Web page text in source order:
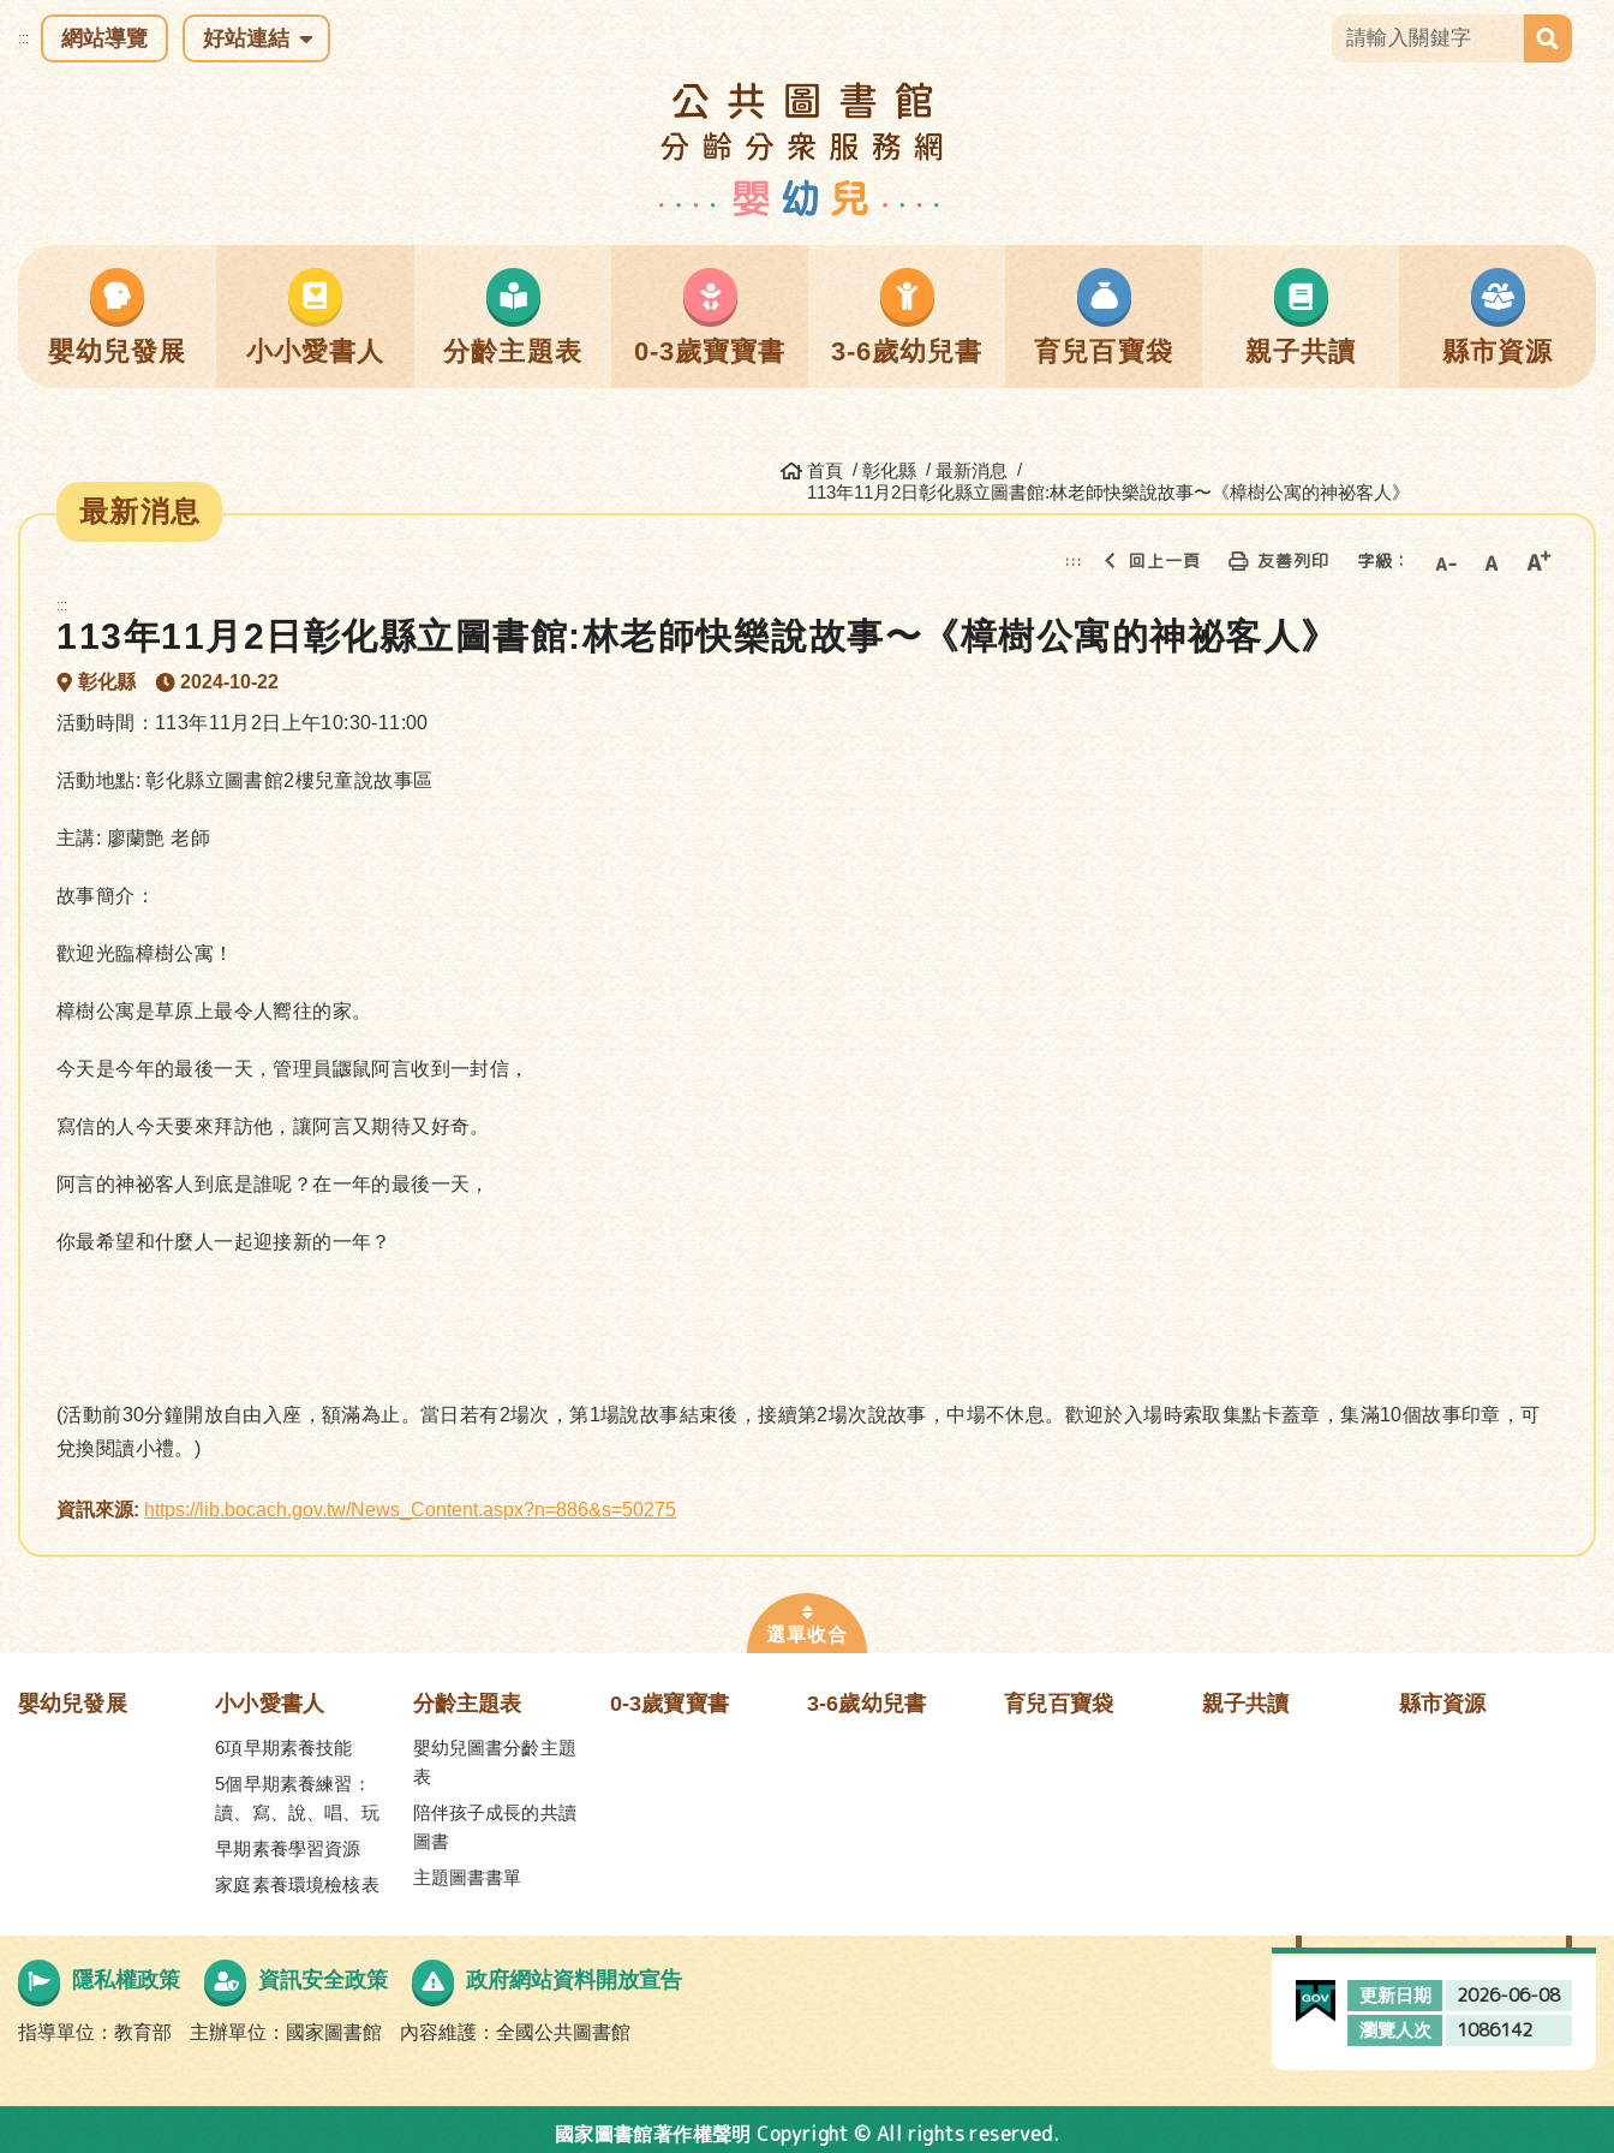
::: 網站導覽 好站連結
嬰幼兒發展 小小愛書人 分齡主題表 0-3歲寶寶書 3-6歲幼兒書 育兒百寶袋 親子共讀 縣市資源
首頁 彰化縣
最新消息
113年11月2日彰化縣立圖書館:林老師快樂說故事〜《樟樹公寓的神祕客人》
最新消息
::: 回上一頁 友善列印 字級：
:::
113年11月2日彰化縣立圖書館:林老師快樂說故事〜《樟樹公寓的神祕客人》
彰化縣
2024-10-22
活動時間：113年11月2日上午10:30-11:00
活動地點: 彰化縣立圖書館2樓兒童說故事區
主講: 廖蘭艶 老師
故事簡介：
歡迎光臨樟樹公寓！
樟樹公寓是草原上最令人嚮往的家。
今天是今年的最後一天，管理員鼴鼠阿言收到一封信，
寫信的人今天要來拜訪他，讓阿言又期待又好奇。
阿言的神祕客人到底是誰呢？在一年的最後一天，
你最希望和什麼人一起迎接新的一年？
(活動前30分鐘開放自由入座，額滿為止。當日若有2場次，第1場說故事結束後，接續第2場次說故事，中場不休息。歡迎於入場時索取集點卡蓋章，集滿10個故事印章，可
兌換閱讀小禮。)
資訊來源: https://lib.bocach.gov.tw/News_Content.aspx?n=886&s=50275
嬰幼兒發展 小小愛書人
6項早期素養技能
5個早期素養練習：
讀、寫、說、唱、玩
早期素養學習資源
家庭素養環境檢核表
分齡主題表
嬰幼兒圖書分齡主題
表
陪伴孩子成長的共讀
圖書
主題圖書書單
0-3歲寶寶書 3-6歲幼兒書 育兒百寶袋 親子共讀 縣市資源
隱私權政策 資訊安全政策 政府網站資料開放宣告
指導單位：教育部 主辦單位：國家圖書館 內容維護：全國公共圖書館
更新日期 2026-06-08
瀏覽人次 1086142
國家圖書館著作權聲明 Copyright © All rights reserved.